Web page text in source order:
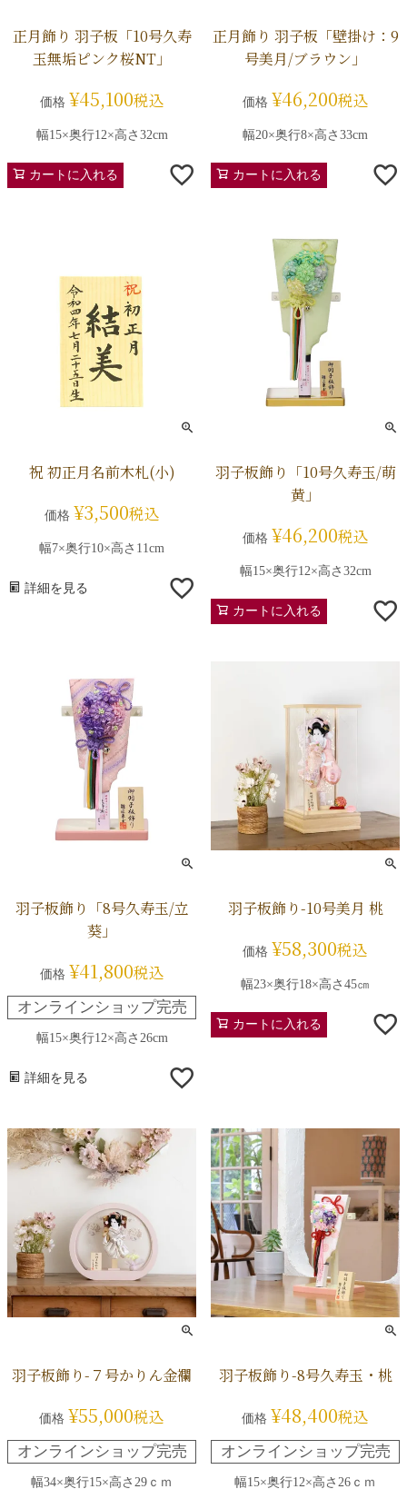
正月飾り 羽子板「10号久寿
玉無垢ピンク桜NT」
価格 ¥45,100税込
幅15×奥行12×高さ32cm
カートに入れる
正月飾り 羽子板「壁掛け：9
号美月/ブラウン」
価格 ¥46,200税込
幅20×奥行8×高さ33cm
カートに入れる
祝 初正月名前木札(小)
価格 ¥3,500税込
幅7×奥行10×高さ11cm
詳細を見る
羽子板飾り「10号久寿玉/萌
黄」
価格 ¥46,200税込
幅15×奥行12×高さ32cm
カートに入れる
羽子板飾り「8号久寿玉/立
葵」
価格 ¥41,800税込
オンラインショップ完売
幅15×奥行12×高さ26cm
詳細を見る
羽子板飾り-10号美月 桃
価格 ¥58,300税込
幅23×奥行18×高さ45㎝
カートに入れる
羽子板飾り-７号かりん金襴
価格 ¥55,000税込
オンラインショップ完売
幅34×奥行15×高さ29ｃｍ
羽子板飾り-8号久寿玉・桃
価格 ¥48,400税込
オンラインショップ完売
幅15×奥行12×高さ26ｃｍ